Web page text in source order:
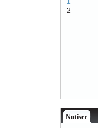
2
Notiser